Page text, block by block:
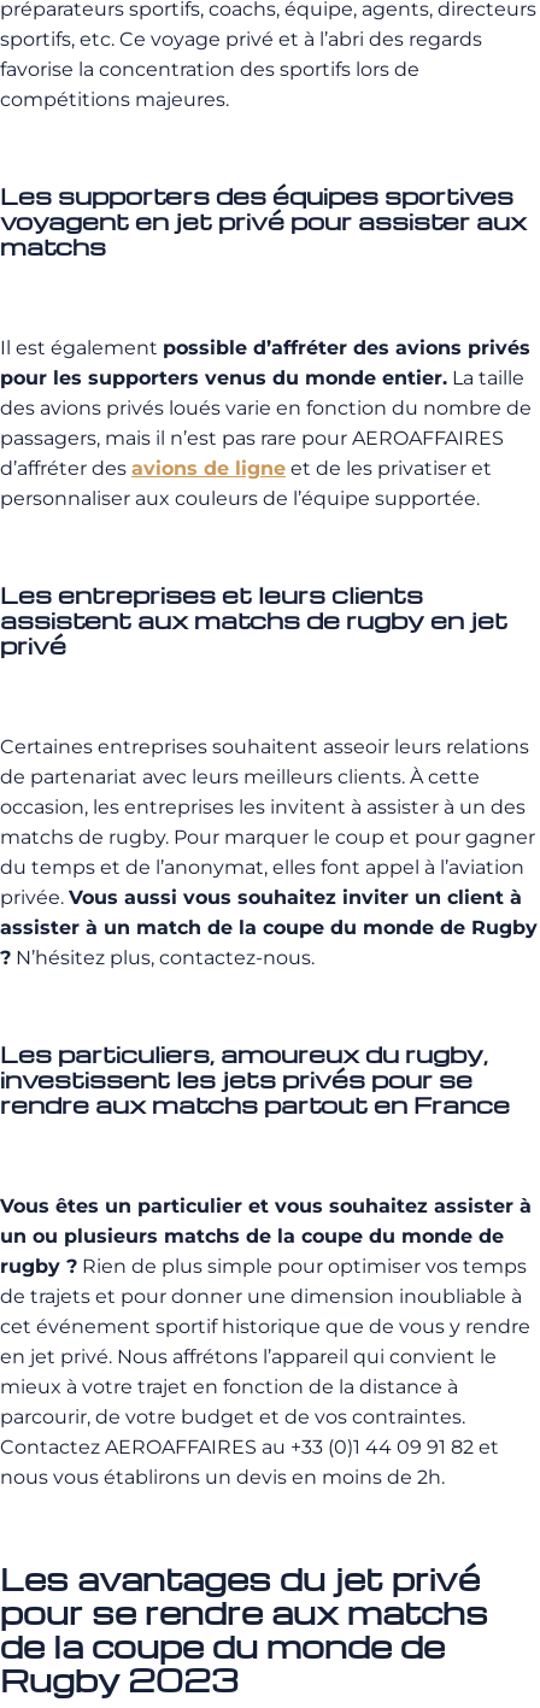
préparateurs sportifs, coachs, équipe, agents, directeurs
sportifs, etc. Ce voyage privé et à l’abri des regards
favorise la concentration des sportifs lors de
compétitions majeures.
Les supporters des équipes sportives
voyagent en jet privé pour assister aux
matchs
Il est également possible d’affréter des avions privés
pour les supporters venus du monde entier. La taille
des avions privés loués varie en fonction du nombre de
passagers, mais il n’est pas rare pour AEROAFFAIRES
d’affréter des avions de ligne et de les privatiser et
personnaliser aux couleurs de l’équipe supportée.
Les entreprises et leurs clients
assistent aux matchs de rugby en jet
privé
Certaines entreprises souhaitent asseoir leurs relations
de partenariat avec leurs meilleurs clients. À cette
occasion, les entreprises les invitent à assister à un des
matchs de rugby. Pour marquer le coup et pour gagner
du temps et de l’anonymat, elles font appel à l’aviation
privée. Vous aussi vous souhaitez inviter un client à
assister à un match de la coupe du monde de Rugby
? N’hésitez plus, contactez-nous.
Les particuliers, amoureux du rugby,
investissent les jets privés pour se
rendre aux matchs partout en France
Vous êtes un particulier et vous souhaitez assister à
un ou plusieurs matchs de la coupe du monde de
rugby ? Rien de plus simple pour optimiser vos temps
de trajets et pour donner une dimension inoubliable à
cet événement sportif historique que de vous y rendre
en jet privé. Nous affrétons l’appareil qui convient le
mieux à votre trajet en fonction de la distance à
parcourir, de votre budget et de vos contraintes.
Contactez AEROAFFAIRES au +33 (0)1 44 09 91 82 et
nous vous établirons un devis en moins de 2h.
Les avantages du jet privé
pour se rendre aux matchs
de la coupe du monde de
Rugby 2023